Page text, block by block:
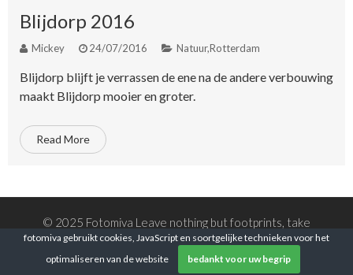
Blijdorp 2016
Mickey 24/07/2016 Natuur,Rotterdam
Blijdorp blijft je verrassen de ene na de andere verbouwing
maakt Blijdorp mooier en groter.
Read More
© 2025 Fotomiva Leave nothing but footprints, take
nothing but pictures!
fotomiva gebruikt cookies, JavaScript en soortgelijke technieken voor het
optimaliseren van de website
bedankt voor uw begrip